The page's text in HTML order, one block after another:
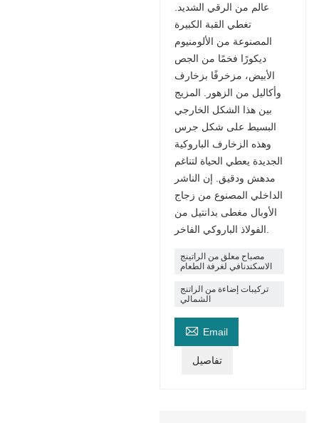
عالم من الرقي الشديد.
تغطي القبة الكبيرة
المصنوعة من الألومنيوم
ديكورًا فخمًا من الجص
الأبيض، مزخرفًا بزخارف
وأكاليل من الزهور. المزيج
بين هذا الشكل الخارجي
البسيط على شكل جرس
وهذه الزخارف الباروكية
الجديدة يعطي الحياة لتناغم
مدهش ودقيق. إن الناشر
الداخلي المصنوع من زجاج
الأوبال مغطى بدانتيل من
مصباح معلق من الراتينج
الاسكندنافي لغرفة الطعام
تركيبات إضاءة من الراتنج
الشمالي
 Email
تفاصيل